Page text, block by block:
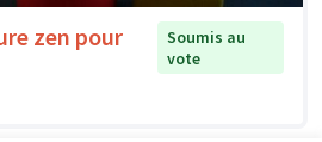
zen pour
Soumis au
vote